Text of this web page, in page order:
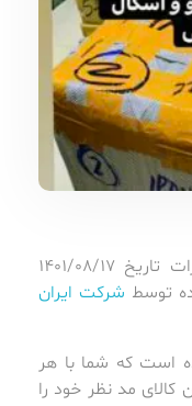
واردات اسکال کندی و پرودو از امارات تاریخ 1401/08/17
توسط شرکت ایران
است که شما با هر
کالای مد نظر خود را